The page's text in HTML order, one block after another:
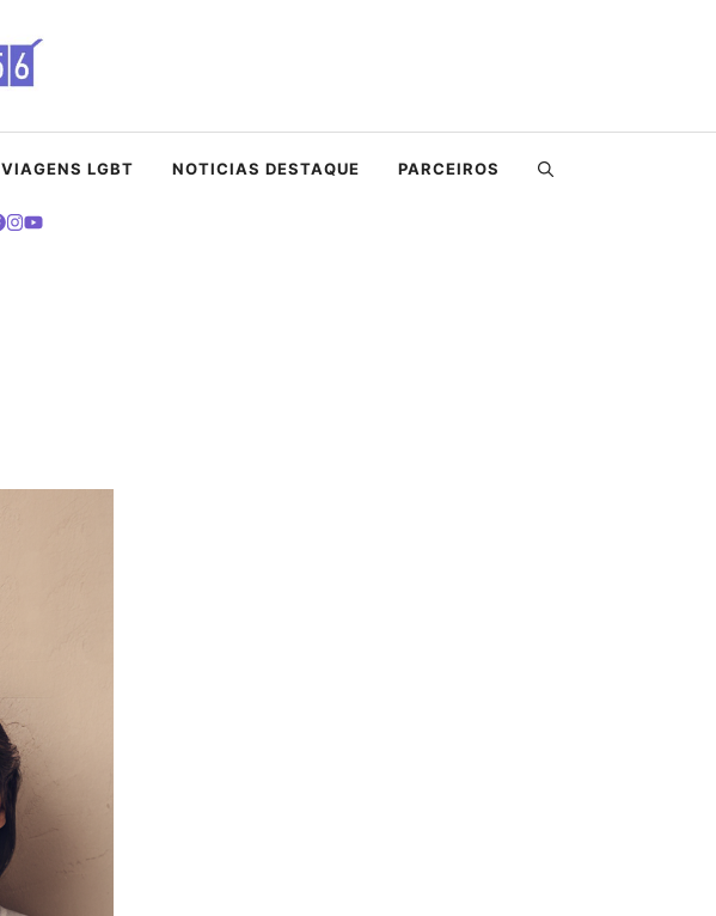
VIAGENS LGBT NOTICIAS DESTAQUE PARCEIROS